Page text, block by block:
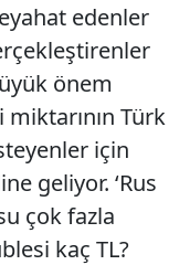
edenler
önem
miktarının Türk
için
geliyor. ‘Rus
çok fazla
kaç TL?